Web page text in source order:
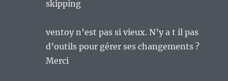
skipping
ventoy n’est pas si vieux. N’y a t il pas
d’outils pour gérer ses changements ?
Merci